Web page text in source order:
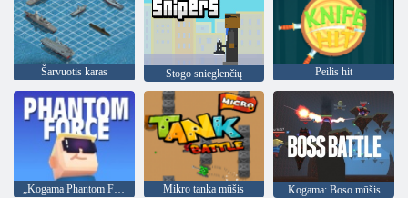
Šarvuotis karas Stogo snieglenčių Peilis hit
„Kogama Phantom Force“ Mikro tanka mūšis Kogama: Boso mūšis